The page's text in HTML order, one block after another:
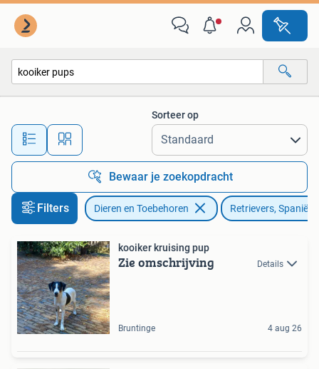
Alle afstanden…
Sorteer op
Bewaar je zoekopdracht
Filters Dieren en Toebehoren Retrievers,
kooiker kruising pup
Zie omschrijving Details
Bruntinge 4 aug 26